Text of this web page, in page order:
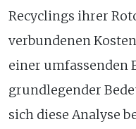
Recyclings ihrer
verbundenen
einer umfassenden
grundlegender
sich diese Analyse